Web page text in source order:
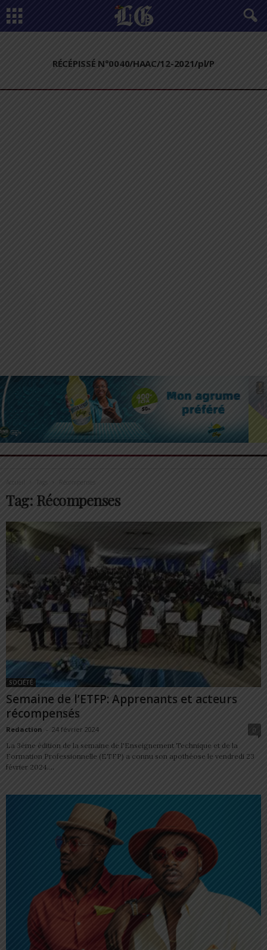
RÉCÉPISSÉ N°0040/HAAC/12-2021/pl/P
Tags
Tag: Récompenses
SOCIÉTÉ
Semaine de l’ETFP: Apprenants et acteurs
récompensés
Redaction - 24 février 2024
0
La 3ème édition de la semaine de l'Enseignement Technique et de la
Formation Professionnelle (ETFP) a connu son apothéose le vendredi 23
février 2024....